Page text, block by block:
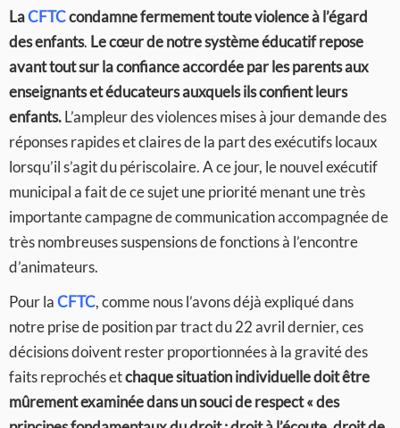
LaCFTCcondamne fermement toute violence à l’égard
des enfants. Le cœur de notre système éducatif repose
avant tout sur la confiance accordée par les parents aux
enseignants et éducateurs auxquels ils confient leurs
enfants.L’ampleur des violences mises à jour demande des
réponses rapides et claires de la part des exécutifs locaux
lorsqu’il s’agit du périscolaire. A ce jour, le nouvel exécutif
municipal a fait de ce sujet une priorité menant une très
importante campagne de communication accompagnée de
très nombreuses suspensions de fonctions à l’encontre
d’animateurs.
Pour laCFTC, comme nous l’avons déjà expliqué dans
notre prise de position par tract du 22 avril dernier, ces
décisions doivent rester proportionnées à la gravité des
faits reprochés etchaque situation individuelle doit être
mûrement examinée dans un souci de respect « des